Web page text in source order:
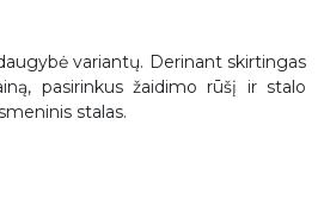
variantų. Derinant skirtingas
pasirinkus žaidimo rūšį ir stalo
stalas.